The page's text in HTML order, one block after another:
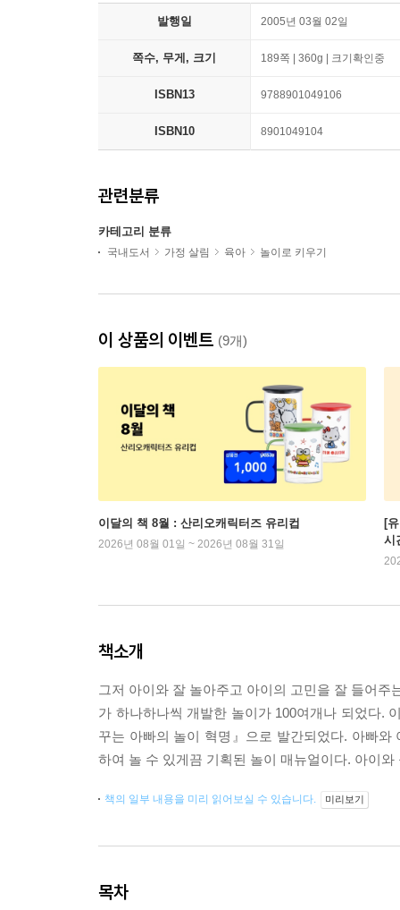
발행일 2005년 03월 02일
쪽수, 무게, 크기 189쪽 | 360g | 크기확인중
ISBN13 9788901049106
ISBN10 8901049104
관련분류
카테고리 분류
국내도서 가정 살림 육아 놀이로 키우기
이 상품의 이벤트 (9개)
이달의 책 8월 : 산리오캐릭터즈 유리컵
2026년 08월 01일 ~ 2026년 08월 31일
[
시
책소개
그저 아이와 잘 놀아주고 아이의 고민을 잘 들어
가 하나하나씩 개발한 놀이가 100여개나 되었다.
꾸는 아빠의 놀이 혁명』으로 발간되었다. 아빠
하여 놀 수 있게끔 기획된 놀이 매뉴얼이다. 아이
책의 일부 내용을 미리 읽어보실 수 있습니다. 미리보기
목차